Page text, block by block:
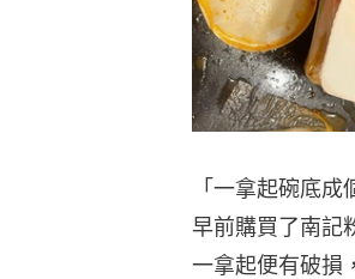
「一拿起碗底
早前購買了南記
一拿起便有破損